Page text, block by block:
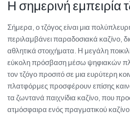
Η σημερινή εμπειρία
Σήμερα, ο τζόγος είναι μια
περιλαμβάνει παραδοσιακά καζίνο,
αθλητικά στοιχήματα. Η μεγάλη
εύκολη πρόσβαση μέσω ψηφιακών
τον τζόγο προσιτό σε μια ευρύτερη
πλατφόρμες προσφέρουν επίσης
τα ζωντανά παιχνίδια καζίνο, που
ατμόσφαιρα ενός πραγματικού καζίνο.